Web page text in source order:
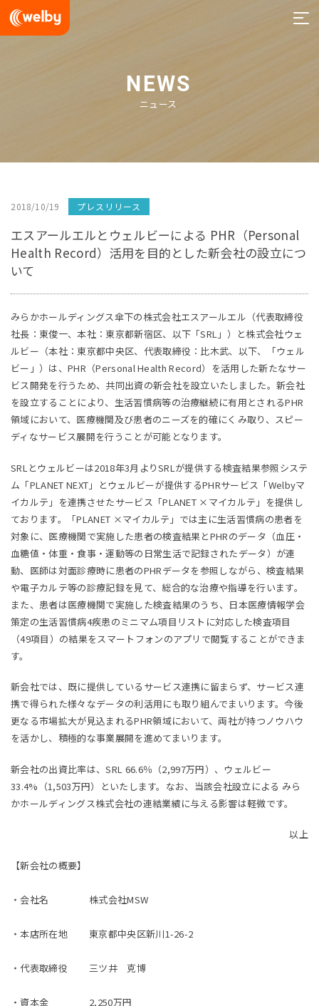
NEWS
ニュース
2018/10/19 プレスリリース
エスアールエルとウェルビーによる PHR（Personal
Health Record）活用を目的とした新会社の設立につ
いて
みらかホールディングス傘下の株式会社エスアールエル（代表取締役
社長：東俊一、本社：東京都新宿区、以下「SRL」）と株式会社ウェ
ルビー（本社：東京都中央区、代表取締役：比木武、以下、「ウェル
ビー」）は、PHR（Personal Health Record）を活用した新たなサー
ビス開発を行うため、共同出資の新会社を設立いたしました。新会社
を設立することにより、生活習慣病等の治療継続に有用とされるPHR
領域において、医療機関及び患者のニーズを的確にくみ取り、スピー
ディなサービス展開を行うことが可能となります。
SRLとウェルビーは2018年3月よりSRLが提供する検査結果参照システ
ム「PLANET NEXT」とウェルビーが提供するPHRサービス「Welbyマ
イカルテ」を連携させたサービス「PLANET ×マイカルテ」を提供し
ております。「PLANET ×マイカルテ」では主に生活習慣病の患者を
対象に、医療機関で実施した患者の検査結果とPHRのデータ（血圧・
血糖値・体重・食事・運動等の日常生活で記録されたデータ）が連
動、医師は対面診療時に患者のPHRデータを参照しながら、検査結果
や電子カルテ等の診療記録を見て、総合的な治療や指導を行います。
また、患者は医療機関で実施した検査結果のうち、日本医療情報学会
策定の生活習慣病4疾患のミニマム項目リストに対応した検査項目
（49項目）の結果をスマートフォンのアプリで閲覧することができま
す。
新会社では、既に提供しているサービス連携に留まらず、サービス連
携で得られた様々なデータの利活用にも取り組んでまいります。今後
更なる市場拡大が見込まれるPHR領域において、両社が持つノウハウ
を活かし、積極的な事業展開を進めてまいります。
新会社の出資比率は、SRL 66.6％（2,997万円）、ウェルビー
33.4%（1,503万円）といたします。なお、当該会社設立による みら
かホールディングス株式会社の連結業績に与える影響は軽微です。
以上
【新会社の概要】
・会社名 株式会社MSW
・本店所在地 東京都中央区新川1-26-2
・代表取締役 三ツ井 克博
・資本金 2,250万円